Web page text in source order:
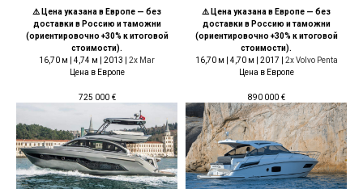
⚠️ Цена указана в Европе — без
доставки в Россию и таможни
(ориентировочно +30% к итоговой
стоимости).
16,70 м | 4,74 м | 2013 | 2x Mar
Цена в Европе
725 000 €
⚠️ Цена указана в Европе — без
доставки в Россию и таможни
(ориентировочно +30% к итоговой
стоимости).
16,70 м | 4,70 м | 2017 | 2x Volvo Penta
Цена в Европе
890 000 €